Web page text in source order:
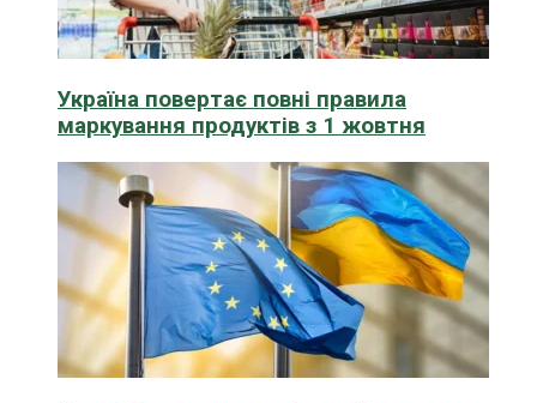
Україна повертає повні правила
маркування продуктів з 1 жовтня